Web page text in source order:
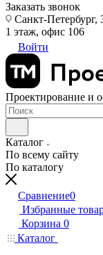
Заказать звонок
Санкт-Петербург,
1 этаж, офис 106
Войти
Проектирование и
Каталог
По всему сайту
По каталогу
Сравнение0
Избранные
Корзина 0
Каталог